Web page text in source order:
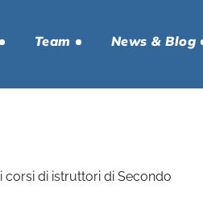
Team News & Blog